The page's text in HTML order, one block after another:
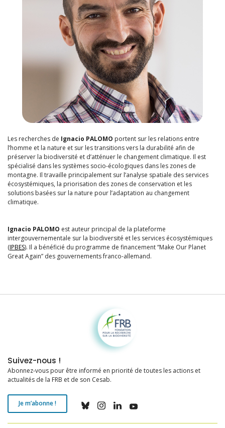
Les recherches de Ignacio PALOMO portent sur les relations entre
l’homme et la nature et sur les transitions vers la durabilité afin de
préserver la biodiversité et d’atténuer le changement climatique. Il est
spécialisé dans les systèmes socio-écologiques dans les zones de
montagne. Il travaille principalement sur l’analyse spatiale des services
écosystémiques, la priorisation des zones de conservation et les
solutions basées sur la nature pour l’adaptation au changement
climatique.
Ignacio PALOMO est auteur principal de la plateforme
intergouvernementale sur la biodiversité et les services écosystémiques
(IPBES). Il a bénéficié du programme de financement “Make Our Planet
Great Again” des gouvernements franco-allemand.
Fondation pour la recherche sur la biodiversité
Suivez-nous !
Abonnez-vous pour être informé en priorité de toutes les actions et
actualités de la FRB et de son Cesab.
Je m’abonne !